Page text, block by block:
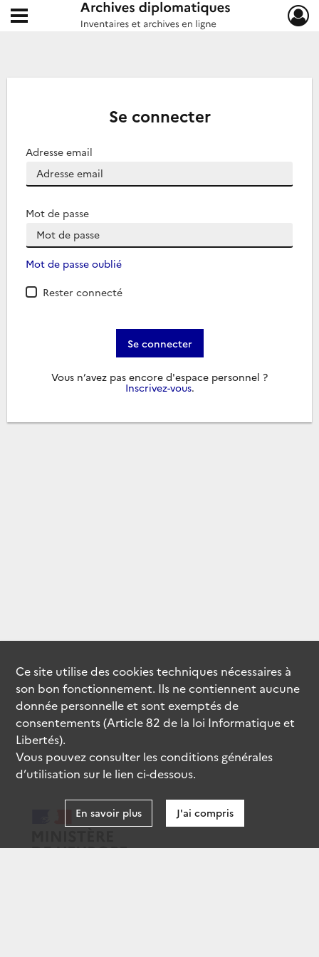
Archives diplomatiques
Ouvrir le menu déroulant
Se connecter
Adresse email
Mot de passe
Mot de passe oublié
Rester connecté
Se connecter
Vous n’avez pas encore d'espace personnel ?
Inscrivez-vous.
Ce site utilise descookiestechniques nécessaires à
son bon fonctionnement. Ils ne contiennent aucune
donnée personnelle et sont exemptés de
consentements (Article 82 de la loi Informatique et
Libertés).
Vous pouvez consulter les conditions générales
d’utilisation sur le lien ci-dessous.
En savoir plus J'ai compris